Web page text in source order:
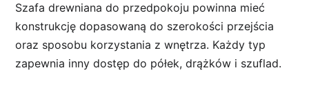
Szafa drewniana do przedpokoju powinna mieć
konstrukcję dopasowaną do szerokości przejścia
oraz sposobu korzystania z wnętrza. Każdy typ
zapewnia inny dostęp do półek, drążków i szuflad.